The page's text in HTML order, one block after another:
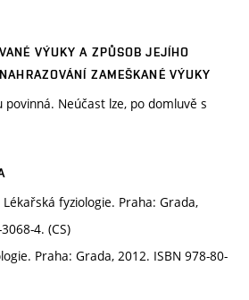
VÝUKY A ZPŮSOB JEJÍHO
ZAMEŠKANÉ VÝUKY
Neúčast lze, po domluvě s
fyziologie. Praha: Grada,
4. (CS)
Praha: Grada, 2012. ISBN 978-80-